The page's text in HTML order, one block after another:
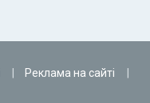
Реклама на сайті